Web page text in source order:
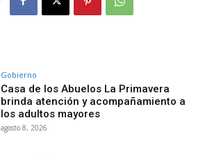
Gobierno
Casa de los Abuelos La Primavera
brinda atención y acompañamiento a
los adultos mayores
agosto 8, 2026